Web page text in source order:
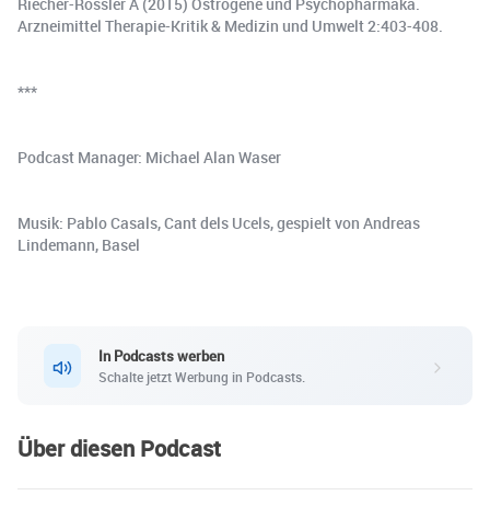
Arzneimittel Therapie-Kritik & Medizin und Umwelt 2:403-408.
***
Podcast Manager: Michael Alan Waser
Musik: Pablo Casals, Cant dels Ucels, gespielt von Andreas
Lindemann, Basel
In Podcasts werben
Schalte jetzt Werbung in Podcasts.
Über diesen Podcast